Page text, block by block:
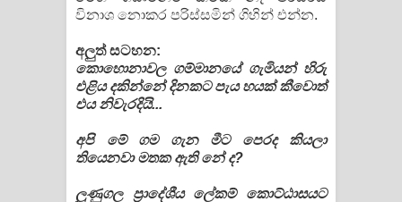
විනාශ නොකර පරිස්සමින් ගිහින් එන්න.
අලුත් සටහන:
කොහොනාවල ගම්මානයේ ගැමියන් හිරු
එළිය දකින්නේ දිනකට පැය හයක් කීවොත්
එය නිවැරදියි...
අපි මේ ගම ගැන මීට පෙරද කියලා
තියෙනවා මතක ඇති නේ ද?
ලුණුගල ප්‍රාදේශීය ලේකම් කොට්ඨාසයට